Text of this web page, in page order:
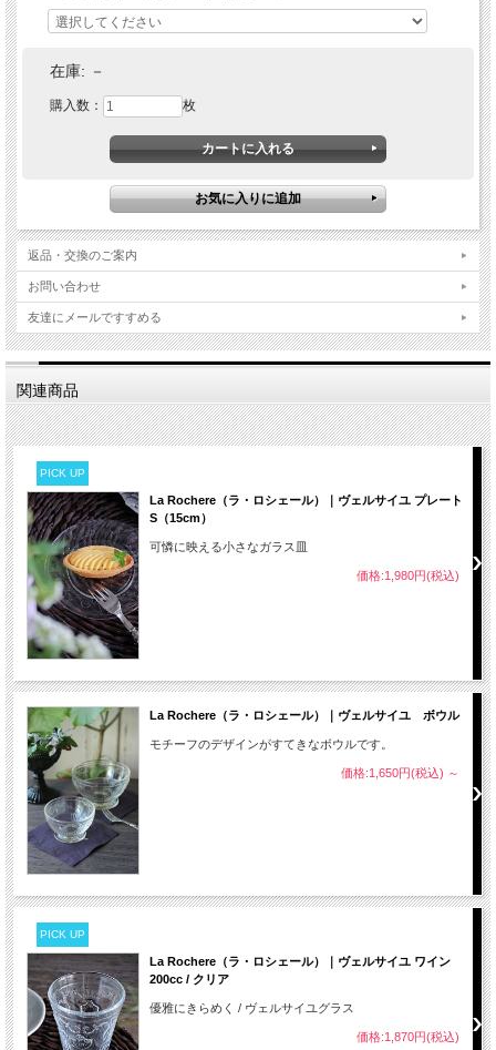
在庫: －
購入数： 枚
返品・交換のご案内
お問い合わせ
友達にメールですすめる
関連商品
PICK UP
La Rochere（ラ・ロシェール）｜ヴェルサイユ プレート
S（15cm）
可憐に映える小さなガラス皿
価格:1,980円(税込)
La Rochere（ラ・ロシェール）｜ヴェルサイユ ボウル
モチーフのデザインがすてきなボウルです。
価格:1,650円(税込) ～
PICK UP
La Rochere（ラ・ロシェール）｜ヴェルサイユ ワイン
200cc / クリア
優雅にきらめく / ヴェルサイユグラス
価格:1,870円(税込)